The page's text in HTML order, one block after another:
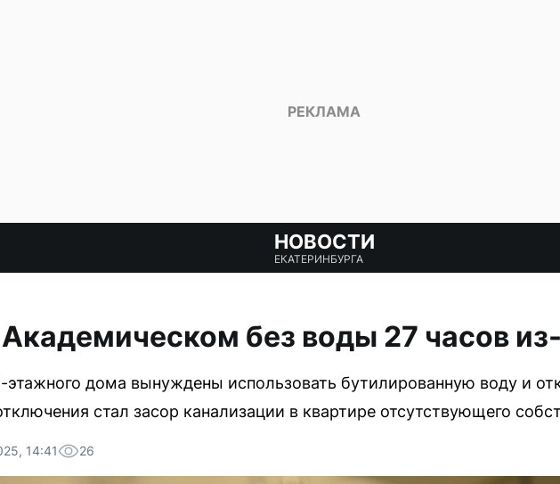
НОВОСТИ
ЕКАТЕРИНБУРГА
без воды 27 часов
дома вынуждены использовать бутилированную воду и
стал засор канализации в квартире отсутствующего
14:41 26